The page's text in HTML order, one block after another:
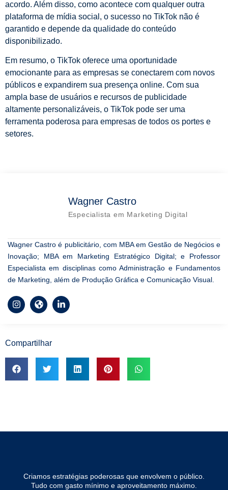
acordo. Além disso, como acontece com qualquer outra
plataforma de mídia social, o sucesso no TikTok não é
garantido e depende da qualidade do conteúdo
disponibilizado.
Em resumo, o TikTok oferece uma oportunidade
emocionante para as empresas se conectarem com novos
públicos e expandirem sua presença online. Com sua
ampla base de usuários e recursos de publicidade
altamente personalizáveis, o TikTok pode ser uma
ferramenta poderosa para empresas de todos os portes e
setores.
Wagner Castro
Especialista em Marketing Digital
Wagner Castro é publicitário, com MBA em Gestão de Negócios e
Inovação; MBA em Marketing Estratégico Digital; e Professor
Especialista em disciplinas como Administração e Fundamentos
de Marketing, além de Produção Gráfica e Comunicação Visual.
Compartilhar
Criamos estratégias poderosas que envolvem o público.
Tudo com gasto mínimo e aproveitamento máximo.